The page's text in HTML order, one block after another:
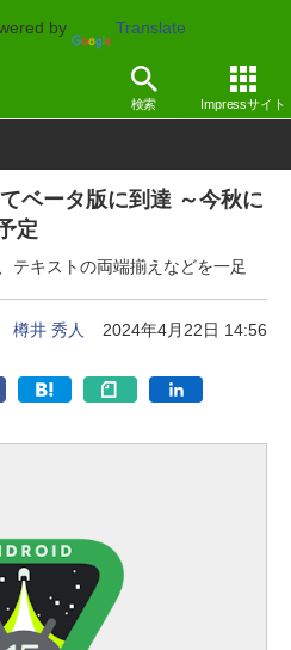
by Translate
検索 Impressサイト
Android
ベータ版に到達 ～今秋に
定
テキストの両端揃えなどを一足
樽井 秀人 2024年4月22日 14:56